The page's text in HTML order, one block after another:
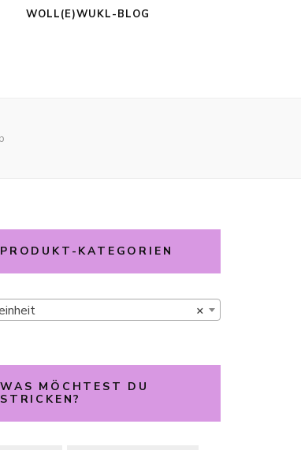
WOLL(E)WUKL-BLOG
PRODUKT-KATEGORIEN
×
WAS MÖCHTEST DU
STRICKEN?